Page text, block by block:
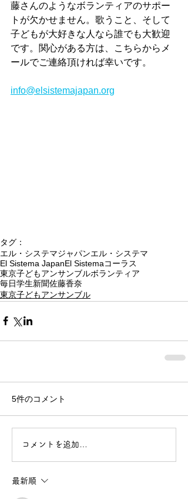
藤さんのようなボランティアのサポー
トが欠かせません。歌うこと、そして
子どもが大好きな人なら誰でも大歓迎
です。関心がある方は、こちらからメ
ールでご連絡頂ければ幸いです。
info@elsistemajapan.org
タグ：
エル・システマジャパンエル・システマ
El Sistema JapanEl Sistemaコーラス
東京子どもアンサンブルボランティア
毎日学生新聞佐藤香奈
東京子どもアンサンブル
5件のコメント
コメントを追加…
最新順